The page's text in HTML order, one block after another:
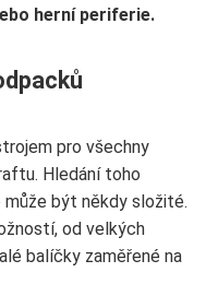
herní periferie.
pro všechny
Hledání toho
může být někdy složité.
od velkých
balíčky zaměřené na